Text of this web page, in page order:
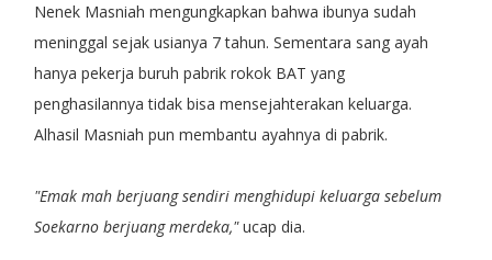
Nenek Masniah mengungkapkan bahwa ibunya sudah
meninggal sejak usianya 7 tahun. Sementara sang ayah
hanya pekerja buruh pabrik rokok BAT yang
penghasilannya tidak bisa mensejahterakan keluarga.
Alhasil Masniah pun membantu ayahnya di pabrik.
"Emak mah berjuang sendiri menghidupi keluarga sebelum
Soekarno berjuang merdeka,"ucap dia.